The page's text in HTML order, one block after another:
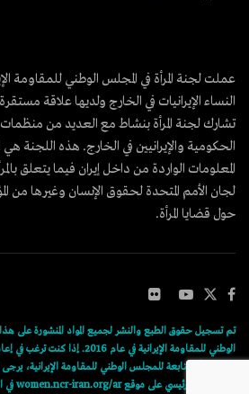
عملت لجنة المرأة في المجلس الوطني للمقاومة
النساء الإيرانيات في الخارج ولديها علاقة
تشارك لجنة المرأة بنشاط مع العديد من منظمات
الحكومية والإيرانيين في الخارج. هذه اللجنة هي
المعلومات الواردة من داخل إيران فيما يتعلق
لجان الأمم المتحدة لحقوق الإنسان وغيرها من
حول قضايا المرأة.
تم تسجيل حقوق الطبع والنشر لجميع المواد المنشورة على
الوطني للمقاومة الإيرانية في عام
للجنة المرأة التابعة للمجلس الوطني للمقاومة الإيرانية،
رابط المقال الرئيسي على موقع women.ncr-iran.org/ar في النص.